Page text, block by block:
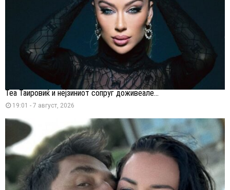
Теа Таировиќ и нејзиниот сопруг доживеале...
19:01 - 7 август, 2026